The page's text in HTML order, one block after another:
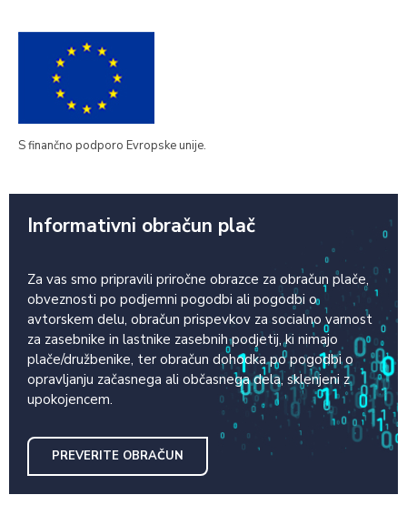
S finančno podporo Evropske unije.
Informativni obračun plač
Za vas smo pripravili priročne obrazce za obračun plače,
obveznosti po podjemni pogodbi ali pogodbi o
avtorskem delu, obračun prispevkov za socialno varnost
za zasebnike in lastnike zasebnih podjetij, ki nimajo
plače/družbenike, ter obračun dohodka po pogodbi o
opravljanju začasnega ali občasnega dela, sklenjeni z
upokojencem.
PREVERITE OBRAČUN